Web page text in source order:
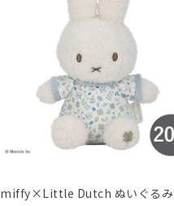
miffy×Little Dutch ぬいぐるみ